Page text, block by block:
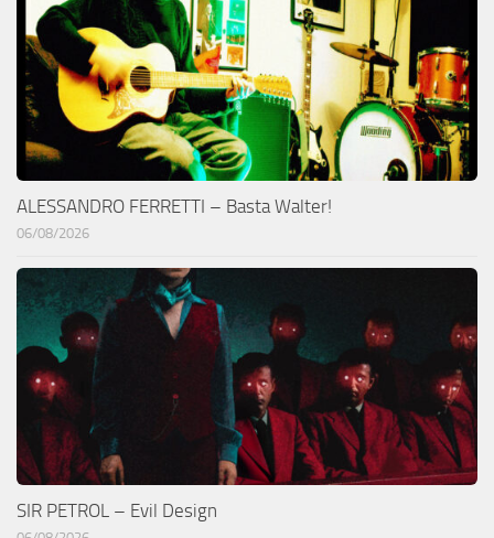
ALESSANDRO FERRETTI – Basta Walter!
06/08/2026
SIR PETROL – Evil Design